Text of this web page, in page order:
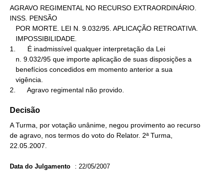
AGRAVO REGIMENTAL NO RECURSO EXTRAORDINÁRIO.
INSS. PENSÃO
1.      É inadmissível qualquer interpretação da Lei
2.      Agravo regimental não provido.
Decisão
A Turma, por votação unânime, negou provimento ao recurso
de agravo, nos termos do voto do Relator. 2ª Turma,
22.05.2007.
Data do Julgamento : 22/05/2007